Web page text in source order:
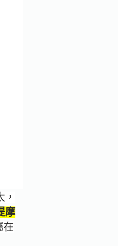
摩
在